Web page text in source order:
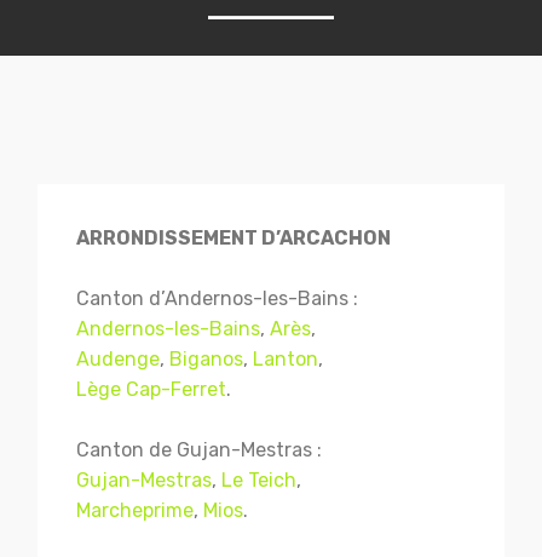
ARRONDISSEMENT D’ARCACHON
Canton d’Andernos-les-Bains :
Andernos-les-Bains, Arès,
Audenge, Biganos, Lanton,
Lège Cap-Ferret.
Canton de Gujan-Mestras :
Gujan-Mestras, Le Teich,
Marcheprime, Mios.